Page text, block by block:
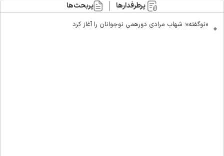
پرطرفدارها پربحث‌ها
«نوگفته»؛ شهاب مرادی دورهمی نوجوانان را آغاز کرد